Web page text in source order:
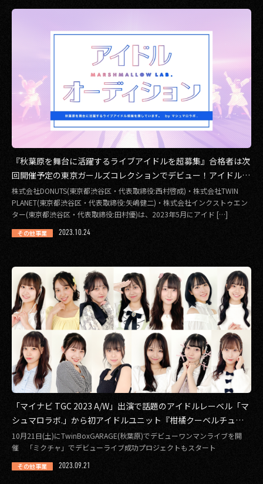
『秋葉原を舞台に活躍するライブアイドルを超募集』合格者は次
回開催予定の東京ガールズコレクションでデビュー！アイドルレ
ーベル「マシュマロラボ.」二期オーディション開催決定！
株式会社DONUTS(東京都渋⾕区・代表取締役:⻄村啓成)・株式会社TWIN
PLANET(東京都渋⾕区・代表取締役:⽮嶋健⼆)・株式会社インクストゥエン
ター(東京都渋⾕区・代表取締役:⽥村優)は、2023年5月にアイド […]
その他事業 2023.10.24
「マイナビ TGC 2023 A/W」出演で話題のアイドルレーベル「マ
シュマロラボ.」から初アイドルユニット『柑橘クーベルチュー
ル』結成を発表！
10月21日(土)にTwinBoxGARAGE(秋葉原)でデビューワンマンライブを開
催 「ミクチャ」でデビューライブ成功プロジェクトもスタート
その他事業 2023.09.21